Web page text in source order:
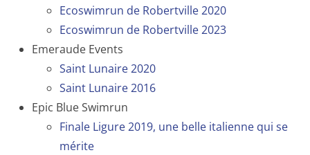
Ecoswimrun de Robertville 2020
Ecoswimrun de Robertville 2023
Emeraude Events
Saint Lunaire 2020
Saint Lunaire 2016
Epic Blue Swimrun
Finale Ligure 2019, une belle italienne qui se
mérite